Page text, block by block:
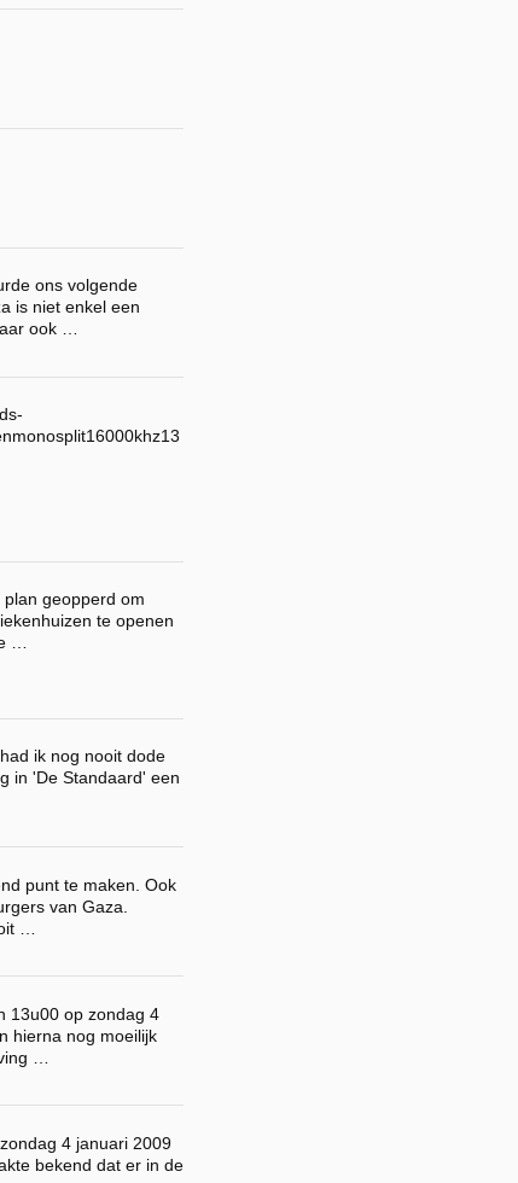
ons volgende
is niet enkel een
ook …
geopperd om
te openen
…
ik nog nooit dode
in 'De Standaard' een
punt te maken. Ook
van Gaza.
…
13u00 op zondag 4
hierna nog moeilijk
…
4 januari 2009
bekend dat er in de